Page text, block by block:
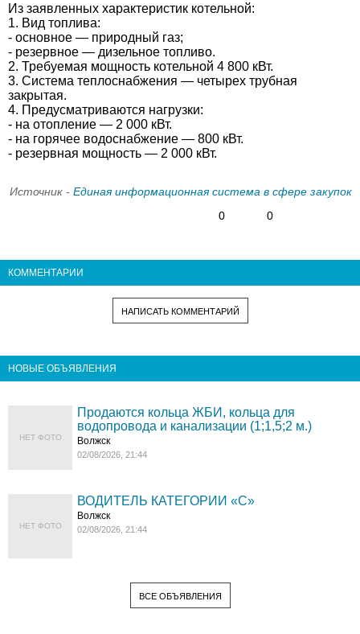
Из заявленных характеристик котельной:
1. Вид топлива:
- основное — природный газ;
- резервное — дизельное топливо.
2. Требуемая мощность котельной 4 800 кВт.
3. Система теплоснабжения — четырех трубная
закрытая.
4. Предусматриваются нагрузки:
- на отопление — 2 000 кВт.
- на горячее водоснабжение — 800 кВт.
- резервная мощность — 2 000 кВт.
Источник - Единая информационная система в сфере закупок
0
0
КОММЕНТАРИИ
НАПИСАТЬ КОММЕНТАРИЙ
НОВЫЕ ОБЪЯВЛЕНИЯ
НЕТ ФОТО
Продаются кольца ЖБИ, кольца для
водопровода и канализации (1;1,5;2 м.)
Волжск
02/08/2026, 21:44
НЕТ ФОТО
ВОДИТЕЛЬ КАТЕГОРИИ «C»
Волжск
02/08/2026, 21:44
ВСЕ ОБЪЯВЛЕНИЯ